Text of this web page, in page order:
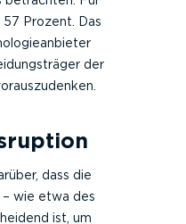
Prozent. Das
der
dass die
wie etwa des
ist, um